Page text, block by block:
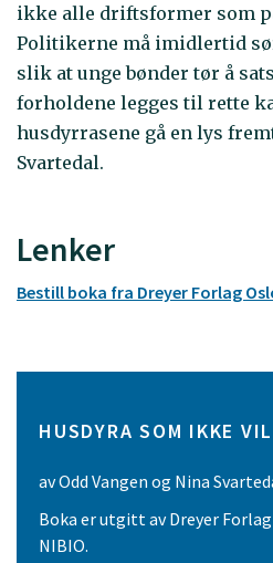
ikke alle driftsformer som
Politikerne må imidlertid
slik at unge bønder tør å
forholdene legges til rette
husdyrrasene gå en lys
Svartedal.
Lenker
Bestill boka fra Dreyer Forlag
HUSDYRA SOM IKKE
av Odd Vangen og Nina
Boka er utgitt av Dreyer
NIBIO.